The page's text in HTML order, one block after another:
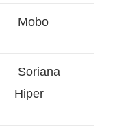
Mobo
Soriana
Hiper